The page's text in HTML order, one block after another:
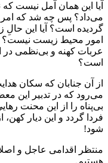
آیا این همان آمل نیست
می‌داد؟ پس چه شد که
گردیده است؟ آیا این حالِ
امور محیط زیست نیست؟
عربات کهنه و بی‌نظمی در
است؟
از آن جنابان که سکان
می‌رود که در تدبیر این
بی‌پناه را از این محنت
فردا گردد و این دیار
شود!
منتظر اقدامی عاجل و